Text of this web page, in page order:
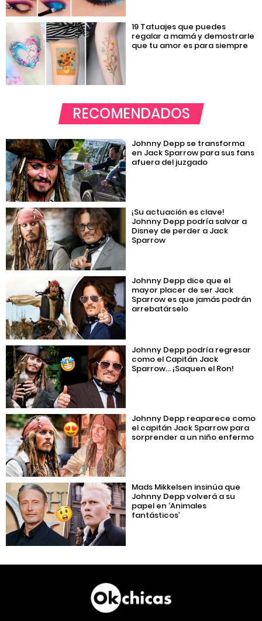
19 Tatuajes que puedes
regalar a mamá y demostrarle
que tu amor es para siempre
RECOMENDADOS
Johnny Depp se transforma
en Jack Sparrow para sus fans
afuera del juzgado
¡Su actuación es clave!
Johnny Depp podría salvar a
Disney de perder a Jack
Sparrow
Johnny Depp dice que el
mayor placer de ser Jack
Sparrow es que jamás podrán
arrebatárselo
Johnny Depp podría regresar
como el Capitán Jack
Sparrow… ¡Saquen el Ron!
Johnny Depp reaparece como
el capitán Jack Sparrow para
sorprender a un niño enfermo
Mads Mikkelsen insinúa que
Johnny Depp volverá a su
papel en ‘Animales
fantásticos’